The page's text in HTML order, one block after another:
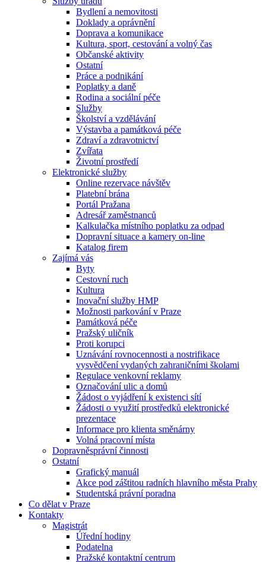
Bydlení a nemovitosti
Doklady a oprávnění
Doprava a komunikace
Kultura, sport, cestování a volný čas
Občanské aktivity
Ostatní
Práce a podnikání
Poplatky a daně
Rodina a sociální péče
Služby
Školství a vzdělávání
Výstavba a památková péče
Zdraví a zdravotnictví
Zvířata
Životní prostředí
Elektronické služby
Online rezervace návštěv
Platební brána
Portál Pražana
Adresář zaměstnanců
Kalkulačka místního poplatku za odpad
Dopravní situace a kamery on-line
Katalog firem
Zajímá vás
Byty
Cestovní ruch
Kultura
Inovační služby HMP
Možnosti parkování v Praze
Památková péče
Pražský uličník
Proti korupci
Uznávání rovnocennosti a nostrifikace
vysvědčení vydaných zahraničními školami
Regulace venkovní reklamy
Označování ulic a domů
Žádost o vyjádření k existenci sítí
Žádosti o využití prostředků elektronické
prezentace
Informace pro klienta směnárny
Volná pracovní místa
Dopravněsprávní činnosti
Ostatní
Grafický manuál
Akce pod záštitou radních hlavního města Prahy
Studentská právní poradna
Co dělat v Praze
Kontakty
Magistrát
Úřední hodiny
Podatelna
Pražské kontaktní centrum